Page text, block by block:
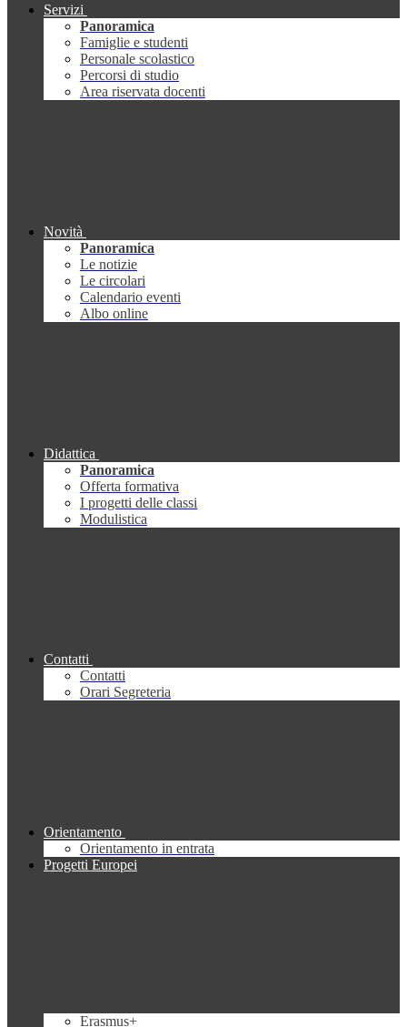
Servizi
Panoramica
Famiglie e studenti
Personale scolastico
Percorsi di studio
Area riservata docenti
Novità
Panoramica
Le notizie
Le circolari
Calendario eventi
Albo online
Didattica
Panoramica
Offerta formativa
I progetti delle classi
Modulistica
Contatti
Contatti
Orari Segreteria
Orientamento
Orientamento in entrata
Progetti Europei
Erasmus+